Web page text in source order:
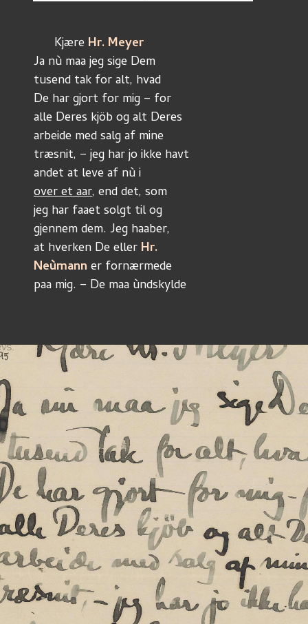
      Kjære
Hr. Meyer
Ja nù maa jeg sige Dem
tusend tak for alt, hvad
De har gjort for mig – for
alle Deres kjöb og alt Deres
arbeide med salg af mine
træsnit, – jeg har jo ikke havt
andet at leve af nù i
over et aar, end det, som
jeg har faaet solgt til og
gjennem dem. Jeg haaber,
at hverken De eller Hr.
Neùmann er fornærmede
paa mig. – De maa ùndskylde